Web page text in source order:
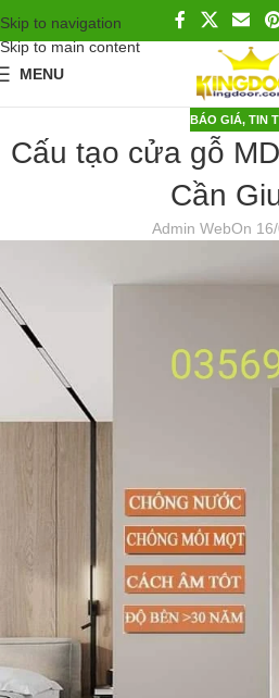
Skip to navigation
Skip to main content
MENU
BÁO GIÁ, TIN
Cấu tạo cửa gỗ
Cần
Admin WebOn